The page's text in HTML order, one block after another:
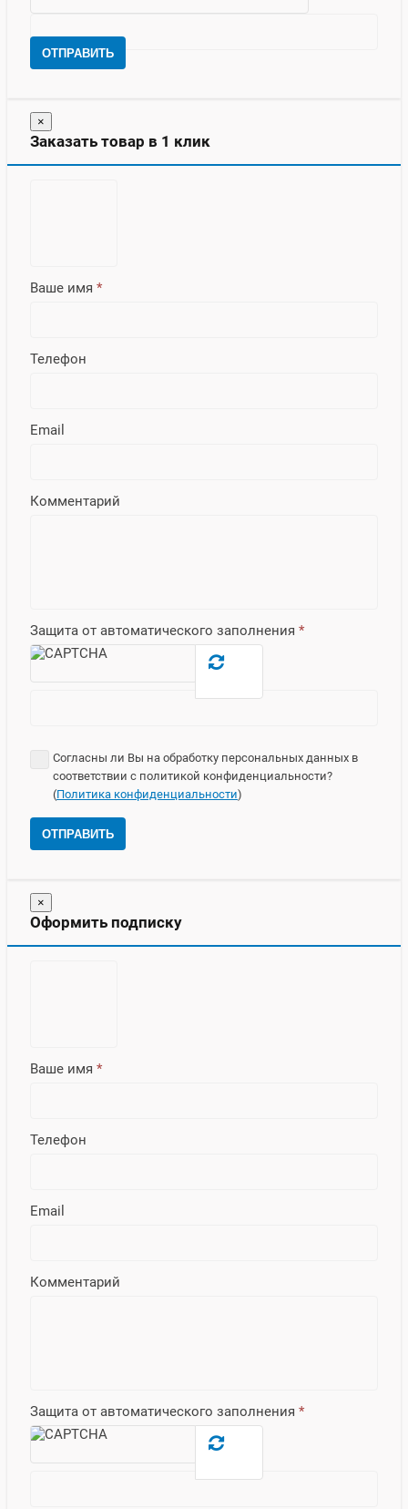
ОТПРАВИТЬ
×
Заказать товар в 1 клик
Ваше имя *
Телефон
Email
Комментарий
Защита от автоматического заполнения *
Согласны ли Вы на обработку персональных данных в
соответствии с политикой конфиденциальности?
(Политика конфиденциальности)
ОТПРАВИТЬ
×
Оформить подписку
Ваше имя *
Телефон
Email
Комментарий
Защита от автоматического заполнения *